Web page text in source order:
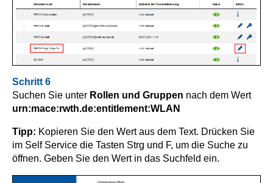
Schritt 6
Suchen Sie unter Rollen und Gruppen nach dem Wert
urn:mace:rwth.de:entitlement:WLAN
Tipp: Kopieren Sie den Wert aus dem Text. Drücken Sie
im Self Service die Tasten Strg und F, um die Suche zu
öffnen. Geben Sie den Wert in das Suchfeld ein.